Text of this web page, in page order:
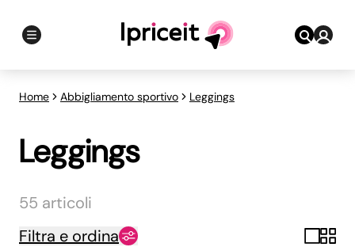
Home Abbigliamento sportivo Leggings
Leggings
55 articoli
Filtra e ordina